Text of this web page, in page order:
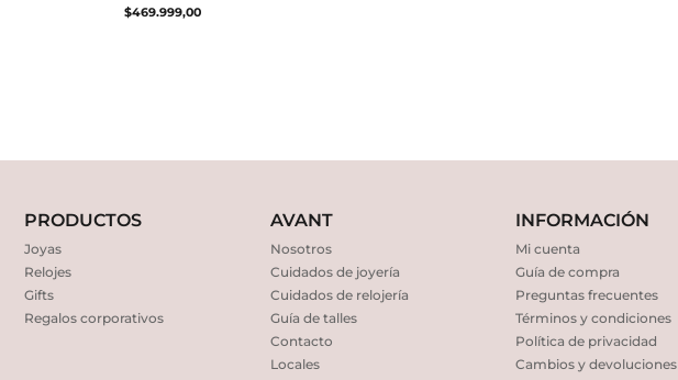
$469.999,00
PRODUCTOS
Joyas
Relojes
Gifts
Regalos corporativos
AVANT
Nosotros
Cuidados de joyería
Cuidados de relojería
Guía de talles
Contacto
Locales
INFORMACIÓN
Mi cuenta
Guía de compra
Preguntas frecuentes
Términos y condiciones
Política de privacidad
Cambios y devoluciones